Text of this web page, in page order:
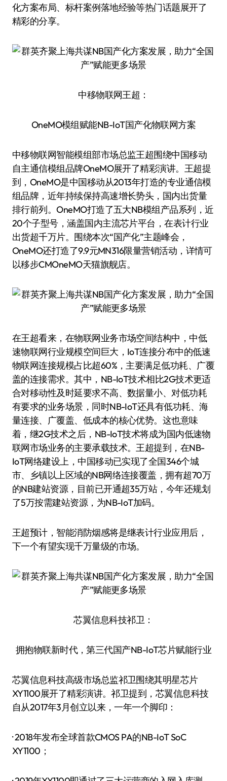
化方案布局、标杆案例落地经验等热门话题展开了
精彩的分享。
中移物联网王超：
OneMO模组赋能NB-IoT国产化物联网方案
中移物联网智能模组部市场总监王超围绕中国移动
自主通信模组品牌OneMO展开了精彩演讲。王超提
到，OneMO是中国移动从2013年打造的专业通信模
组品牌，近年持续保持高速增长势头，国内出货量
排行前列。OneMO打造了五大NB模组产品系列，近
20个子型号，涵盖国内主流芯片平台，在表计行业
出货超千万片。围绕本次“国产化”主题峰会，
OneMO还打造了9.9元MN316限量营销活动，详情可
以移步CMOneMO天猫旗舰店。
在王超看来，在物联网业务市场空间结构中，中低
速物联网行业规模空间巨大，IoT连接分布中的低速
物联网连接规模占比超60%，主要满足低功耗、广覆
盖的连接需求。其中，NB-IoT技术相比2G技术更适
合对移动性及时延要求不高、数据量小、对低功耗
有要求的业务场景，同时NB-IoT还具有低功耗、海
量连接、广覆盖、低成本的核心优势。这也意味
着，继2G技术之后，NB-IoT技术将成为国内低速物
联网市场业务的主要承载技术。王超提到，在NB-
IoT网络建设上，中国移动已实现了全国346个城
市、乡镇以上区域的NB网络连接覆盖，拥有超70万
的NB建站资源，目前已开通超35万站，今年还规划
了5万按需建站资源，为NB-IoT加码。
王超预计，智能消防烟感将是继表计行业应用后，
下一个有望实现千万量级的市场。
芯翼信息科技祁卫：
拥抱物联新时代，第三代国产NB-IoT芯片赋能行业
芯翼信息科技高级市场总监祁卫围绕其明星芯片
XY1100展开了精彩演讲。祁卫提到，芯翼信息科技
自从2017年3月创立以来，一年一个脚印：
· 2018年发布全球首款CMOS PA的NB-IoT SoC
XY1100；